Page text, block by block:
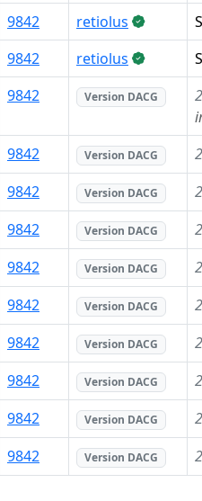
9842 retiolus
9842 retiolus
9842 Version DACG
9842 Version DACG
9842 Version DACG
9842 Version DACG
9842 Version DACG
9842 Version DACG
9842 Version DACG
9842 Version DACG
9842 Version DACG
9842 Version DACG